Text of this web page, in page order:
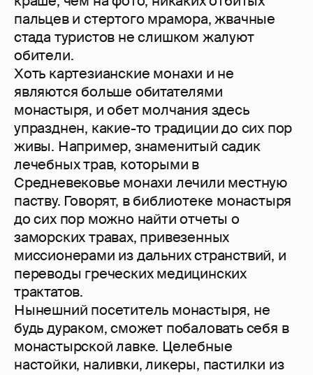
пальцев и стертого мрамора, жвачные
стада туристов не слишком жалуют
обители.
Хоть картезианские монахи и не
являются больше обитателями
монастыря, и обет молчания здесь
упразднен, какие-то традиции до сих пор
живы. Например, знаменитый садик
лечебных трав, которыми в
Средневековье монахи лечили местную
паству. Говорят, в библиотеке монастыря
до сих пор можно найти отчеты о
заморских травах, привезенных
миссионерами из дальних странствий, и
переводы греческих медицинских
трактатов.
Нынешний посетитель монастыря, не
будь дураком, сможет побаловать себя в
монастырской лавке. Целебные
настойки, наливки, ликеры, пастилки из